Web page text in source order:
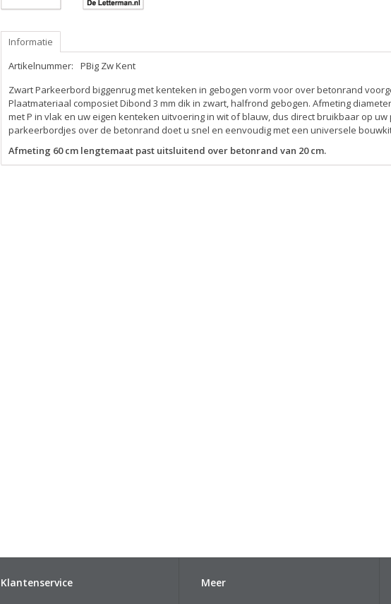
Informatie
Artikelnummer:
PBig Zw Kent
Zwart Parkeerbord biggenrug met kenteken in gebogen vorm voor over betonrand
Plaatmateriaal composiet Dibond 3 mm dik in zwart, halfrond gebogen. Afmeting
met P in vlak en uw eigen kenteken uitvoering in wit of blauw, dus direct bruikbaar op
parkeerbordjes over de betonrand doet u snel en eenvoudig met een universele
Afmeting 60 cm lengtemaat past uitsluitend over betonrand van 20 cm.
Klantenservice Meer